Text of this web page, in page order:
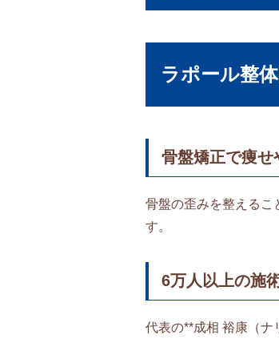
ラポール整
骨盤矯正で痩せ
骨盤の歪みを整えるこ
す。
6万人以上の施
代表の**成相 裕康（